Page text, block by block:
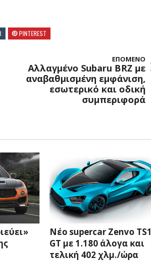
PINTEREST
ΕΠΟΜΕΝΟ
Αλλαγμένο Subaru BRZ με
αναβαθμισμένη εμφάνιση,
εσωτερικό και οδική
συμπεριφορά
Νέο supercar Zenvo TS1
GT με 1.180 άλογα και
τελική 402 χλμ./ώρα